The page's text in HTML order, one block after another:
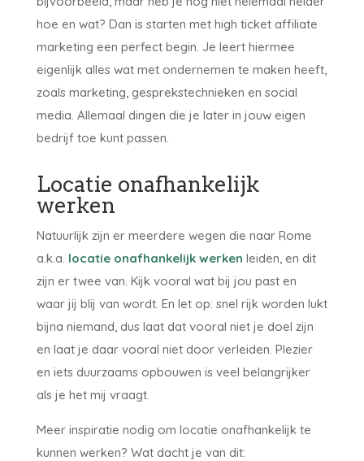
hoe en wat? Dan is starten met high ticket affiliate
marketing een perfect begin. Je leert hiermee
eigenlijk alles wat met ondernemen te maken heeft,
zoals marketing, gesprekstechnieken en social
media. Allemaal dingen die je later in jouw eigen
bedrijf toe kunt passen.
Locatie onafhankelijk
werken
Natuurlijk zijn er meerdere wegen die naar Rome
a.k.a. locatie onafhankelijk werken leiden, en dit
zijn er twee van. Kijk vooral wat bij jou past en
waar jij blij van wordt. En let op: snel rijk worden lukt
bijna niemand, dus laat dat vooral niet je doel zijn
en laat je daar vooral niet door verleiden. Plezier
en iets duurzaams opbouwen is veel belangrijker
als je het mij vraagt.
Meer inspiratie nodig om locatie onafhankelijk te
kunnen werken? Wat dacht je van dit: